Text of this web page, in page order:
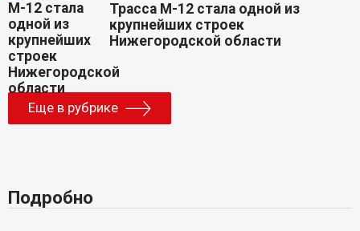
Трасса М-12 стала одной из
крупнейших строек
Нижегородской области
Еще в рубрике
Подробно